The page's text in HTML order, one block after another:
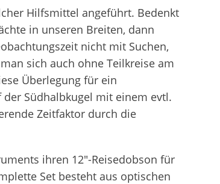
Hilfsmittel angeführt. Bedenkt
in unseren Breiten, dann
nicht mit Suchen,
sich auch ohne Teilkreise am
Überlegung für ein
der Südhalbkugel mit einem evtl.
Zeitfaktor durch die
ihren 12″-Reisedobson für
Set besteht aus optischen